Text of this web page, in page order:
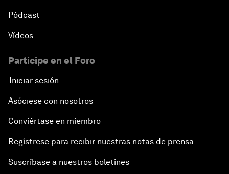
Pódcast
Vídeos
Participe en el Foro
Iniciar sesión
Asóciese con nosotros
Conviértase en miembro
Regístrese para recibir nuestras notas de prensa
Suscríbase a nuestros boletines